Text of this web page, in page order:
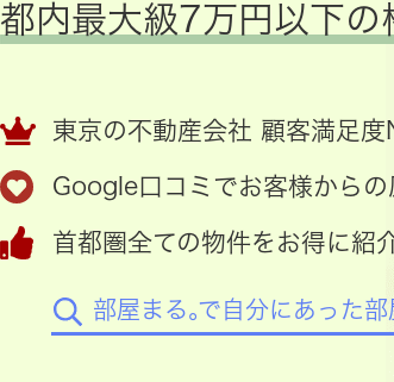
都内最大級7万円以下の
東京の不動産会社 顧客満足度
Google口コミでお客様から
首都圏全ての物件をお得に紹
部屋まる。で自分にあった部